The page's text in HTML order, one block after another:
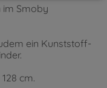
im Smoby
ein Kunststoff-
cm.